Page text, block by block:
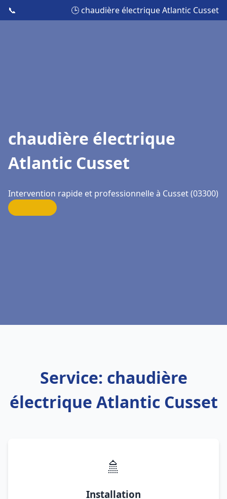
📞 🕒 chaudière électrique Atlantic Cusset
chaudière électrique
Atlantic Cusset
Intervention rapide et professionnelle à Cusset (03300)
Service: chaudière
électrique Atlantic Cusset
🚿
Installation